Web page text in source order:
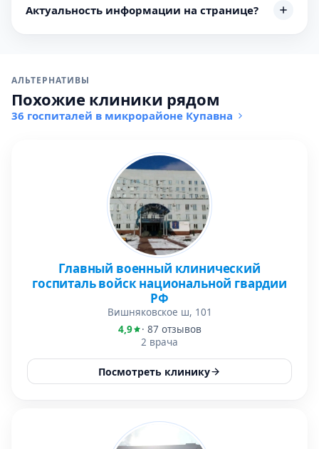
Актуальность информации на странице?
АЛЬТЕРНАТИВЫ
Похожие клиники рядом
36 госпиталей в микрорайоне Купавна
Главный военный клинический
госпиталь войск национальной гвардии
РФ
Вишняковское ш, 101
4,9
· 87 отзывов
2 врача
Посмотреть клинику